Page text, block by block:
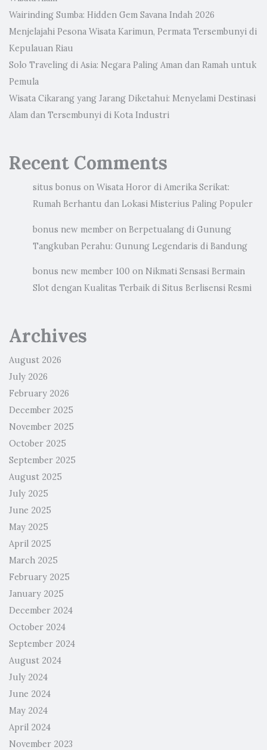
Wairinding Sumba: Hidden Gem Savana Indah 2026
Menjelajahi Pesona Wisata Karimun, Permata Tersembunyi di
Kepulauan Riau
Solo Traveling di Asia: Negara Paling Aman dan Ramah untuk
Pemula
Wisata Cikarang yang Jarang Diketahui: Menyelami Destinasi
Alam dan Tersembunyi di Kota Industri
Recent Comments
situs bonus on Wisata Horor di Amerika Serikat:
Rumah Berhantu dan Lokasi Misterius Paling Populer
bonus new member on Berpetualang di Gunung
Tangkuban Perahu: Gunung Legendaris di Bandung
bonus new member 100 on Nikmati Sensasi Bermain
Slot dengan Kualitas Terbaik di Situs Berlisensi Resmi
Archives
August 2026
July 2026
February 2026
December 2025
November 2025
October 2025
September 2025
August 2025
July 2025
June 2025
May 2025
April 2025
March 2025
February 2025
January 2025
December 2024
October 2024
September 2024
August 2024
July 2024
June 2024
May 2024
April 2024
November 2023